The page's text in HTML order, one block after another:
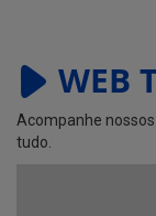
WEB
Acompanhe
tudo.